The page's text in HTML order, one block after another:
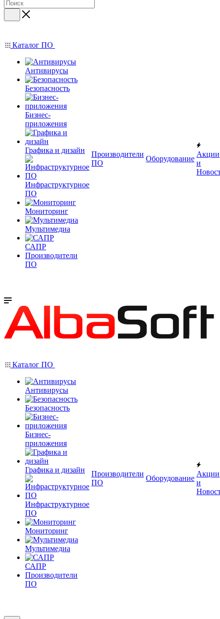
Каталог ПО
Антивирусы
Безопасность
Бизнес-
приложения
Графика и дизайн
Инфраструктурное
ПО
Мониторинг
Мультимедиа
САПР
Производители
ПО
Производители
ПО
Оборудование
Акции
и
Каталог ПО
Антивирусы
Безопасность
Бизнес-
приложения
Графика и дизайн
Инфраструктурное
ПО
Мониторинг
Мультимедиа
САПР
Производители
ПО
Производители
ПО
Оборудование
Акции
и